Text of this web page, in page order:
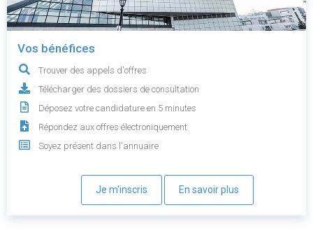
Vos bénéfices
Trouver des appels d'offres
Télécharger des dossiers de consultation
Déposez votre candidature en 5 minutes
Répondez aux offres électroniquement
Soyez présent dans l'annuaire
Je m'inscris En savoir plus